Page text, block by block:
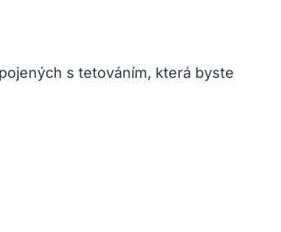
s tetováním, která byste